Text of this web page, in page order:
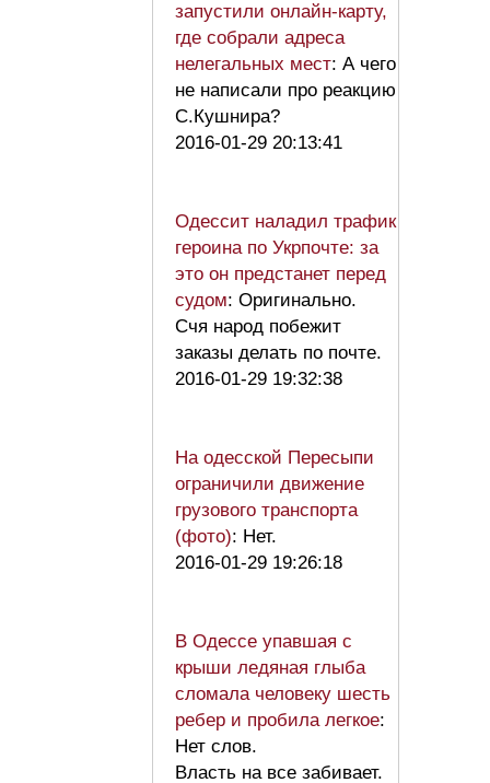
запустили онлайн-карту,
где собрали адреса
нелегальных мест: А чего
не написали про реакцию
С.Кушнира?
2016-01-29 20:13:41
Одессит наладил трафик
героина по Укрпочте: за
это он предстанет перед
судом: Оригинально.
Счя народ побежит
заказы делать по почте.
2016-01-29 19:32:38
На одесской Пересыпи
ограничили движение
грузового транспорта
(фото): Нет.
2016-01-29 19:26:18
В Одессе упавшая с
крыши ледяная глыба
сломала человеку шесть
ребер и пробила легкое:
Нет слов.
Власть на все забивает.